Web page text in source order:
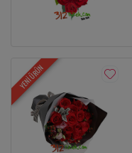
YENİ ÜRÜN